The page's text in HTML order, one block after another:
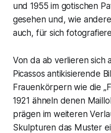
und 1955 im gotischen
gesehen und, wie
auch, für sich
Von da ab verlieren sich
Picassos antikisierende
Frauenkörpern wie die
1921 ähneln denen
prägen im weiteren
Skulpturen das Muster